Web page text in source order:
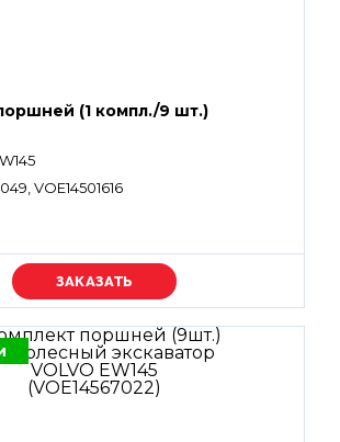
(1 компл./9 шт.)
VOE14501616
Уточняйте цену